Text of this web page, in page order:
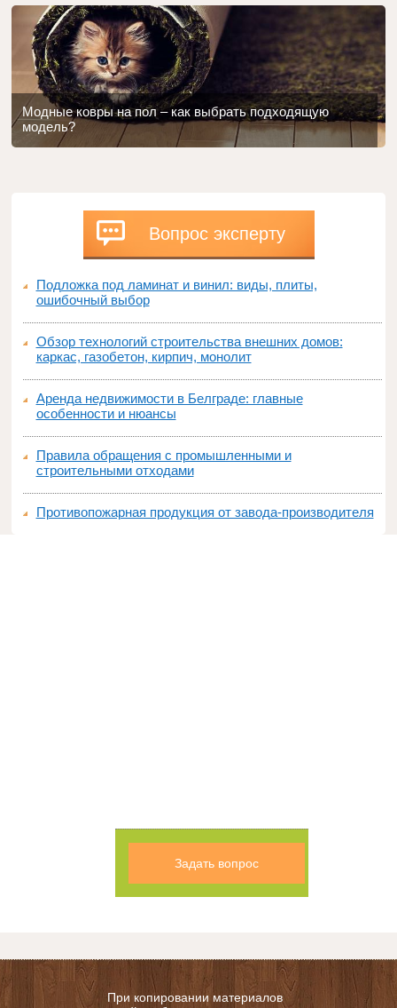
Модные ковры на пол – как выбрать подходящую
модель?
Вопрос эксперту
Подложка под ламинат и винил: виды, плиты,
ошибочный выбор
Обзор технологий строительства внешних домов:
каркас, газобетон, кирпич, монолит
Аренда недвижимости в Белграде: главные
особенности и нюансы
Правила обращения с промышленными и
строительными отходами
Противопожарная продукция от завода-производителя
Задать вопрос
При копировании материалов